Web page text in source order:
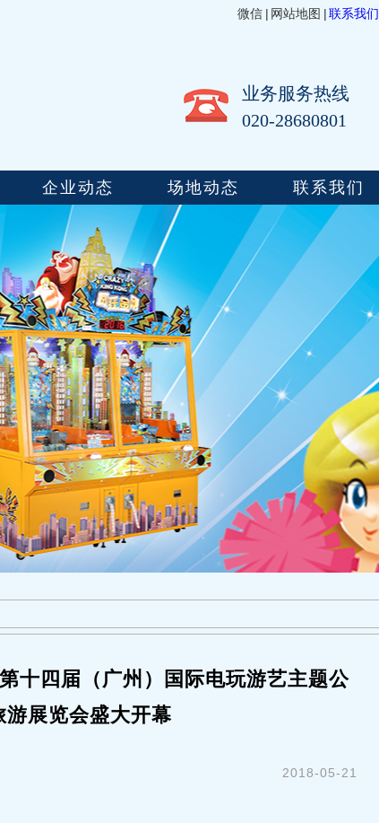
联系我们
|
网站地图
|
微信
业务服务热线
020-28680801
企业动态 场地动态 联系我们
十四届（广州）国际电玩游艺主题公
游展览会盛大开幕
2018-05-21